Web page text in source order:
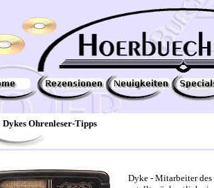
Dykes Ohrenleser-Tipps
Dyke - Mitarbeiter des